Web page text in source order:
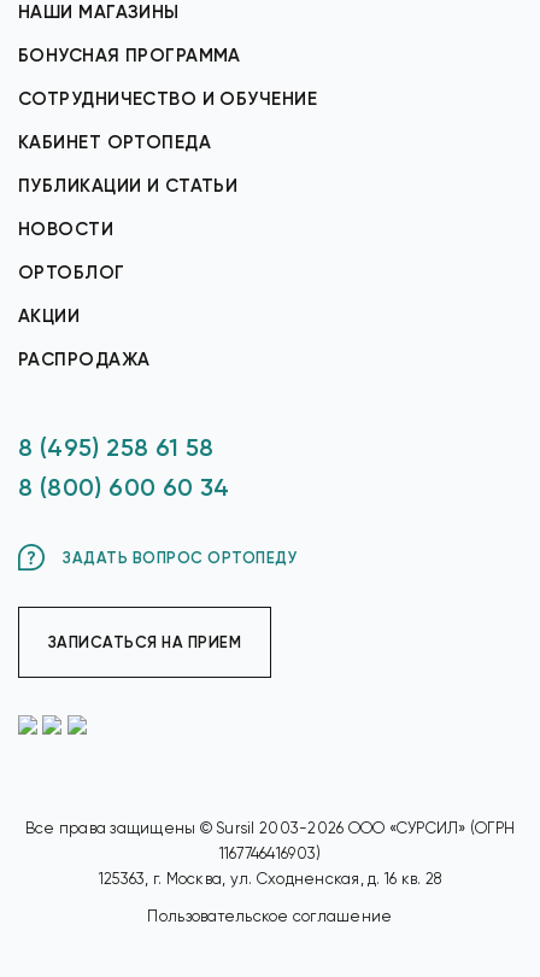
НАШИ МАГАЗИНЫ
БОНУСНАЯ ПРОГРАММА
СОТРУДНИЧЕСТВО И ОБУЧЕНИЕ
КАБИНЕТ ОРТОПЕДА
ПУБЛИКАЦИИ И СТАТЬИ
НОВОСТИ
ОРТОБЛОГ
АКЦИИ
РАСПРОДАЖА
8 (495) 258 61 58
8 (800) 600 60 34
ЗАДАТЬ ВОПРОС ОРТОПЕДУ
ЗАПИСАТЬСЯ НА ПРИЕМ
Все права защищены © Sursil 2003-2026 ООО «СУРСИЛ» (ОГРН
1167746416903)
125363, г. Москва, ул. Сходненская, д. 16 кв. 28
Пользовательское соглашение